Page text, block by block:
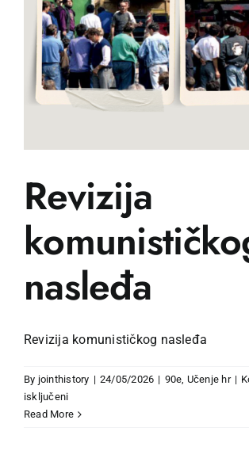
Učenje
Postanite prijatelj
Revizija
nasleđa
Revizija komunističkog nasleđa
By jointhistory | 24/05/2026 | 90e, Učenje hr |
isključeniza
Revizija
Read More